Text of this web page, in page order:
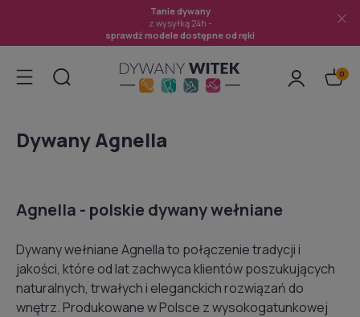
Tanie dywany
z wysyłką 24h -
sprawdź modele dostępne od ręki
Dywany Agnella
Agnella - polskie dywany wełniane
Dywany wełniane Agnella to połączenie tradycji i
jakości, które od lat zachwyca klientów poszukujących
naturalnych, trwałych i eleganckich rozwiązań do
wnętrz. Produkowane w Polsce z wysokogatunkowej